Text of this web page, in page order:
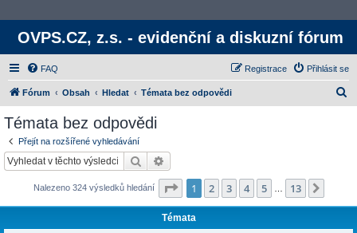
OVPS.CZ, z.s. - evidenční a diskuzní fórum
FAQ Přihlásit se
Registrace
Fórum Obsah Hledat Témata bez odpovědi
Témata bez odpovědi
Přejít na rozšířené vyhledávání
Hledat
Nalezeno 324 výsledků hledání Stránka z 13
1 2 3 4 5 13
Témata